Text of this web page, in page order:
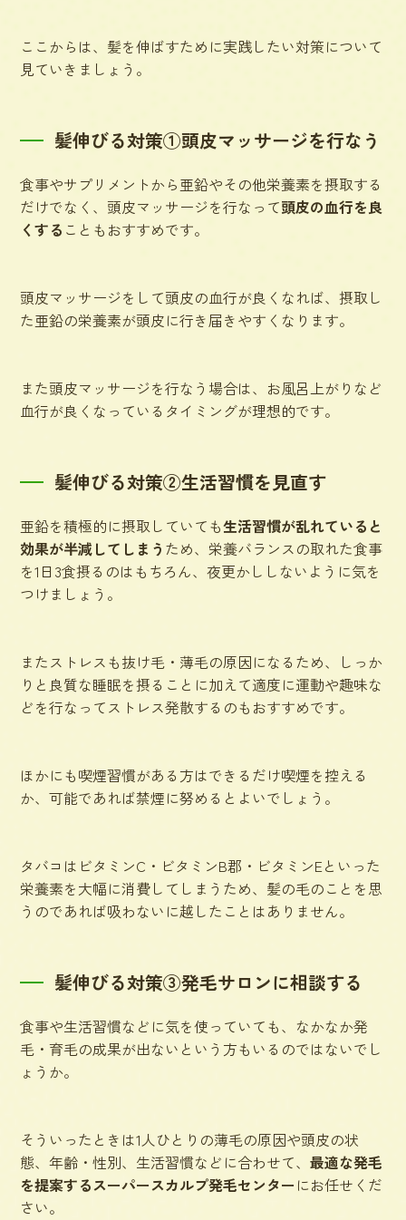
ここからは、髪を伸ばすために実践したい対策について
見ていきましょう。
髪伸びる対策①頭皮マッサージを行なう
食事やサプリメントから亜鉛やその他栄養素を摂取する
だけでなく、頭皮マッサージを行なって頭皮の血行を良
くする こともおすすめです。
頭皮マッサージをして頭皮の血行が良くなれば、摂取し
た亜鉛の栄養素が頭皮に行き届きやすくなります。
また頭皮マッサージを行なう場合は、お風呂上がりなど
血行が良くなっているタイミングが理想的です。
髪伸びる対策②生活習慣を見直す
亜鉛を積極的に摂取していても生活習慣が乱れていると
効果が半減してしまう ため、栄養バランスの取れた食事
を1日3食摂るのはもちろん、夜更かししないように気を
つけましょう。
またストレスも抜け毛・薄毛の原因になるため、しっか
りと良質な睡眠を摂ることに加えて適度に運動や趣味な
どを行なってストレス発散するのもおすすめです。
ほかにも喫煙習慣がある方はできるだけ喫煙を控える
か、可能であれば禁煙に努めるとよいでしょう。
タバコはビタミンC・ビタミンB郡・ビタミンEといった
栄養素を大幅に消費してしまうため、髪の毛のことを思
うのであれば吸わないに越したことはありません。
髪伸びる対策③発毛サロンに相談する
食事や生活習慣などに気を使っていても、なかなか発
毛・育毛の成果が出ないという方もいるのではないでし
ょうか。
そういったときは1人ひとりの薄毛の原因や頭皮の状
態、年齢・性別、生活習慣などに合わせて、最適な発毛
を提案するスーパースカルプ発毛センター にお任せくだ
さい。